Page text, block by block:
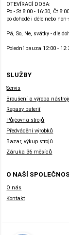
OTEVÍRACÍ DOBA:
Po - St 8:00 - 16:30, Čt
po dohodě i déle nebo
Pá, So, Ne, svátky - dle
Polední pauza 12:00 -
SLUŽBY
Servis
Broušení a výroba
Repasy baterií
Půjčovna strojů
Předvádění výrobků
Bazar, výkup strojů
Záruka 36 měsíců
O NAŠÍ
O nás
Kontakt